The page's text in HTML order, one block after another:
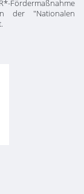
der "Nationalen